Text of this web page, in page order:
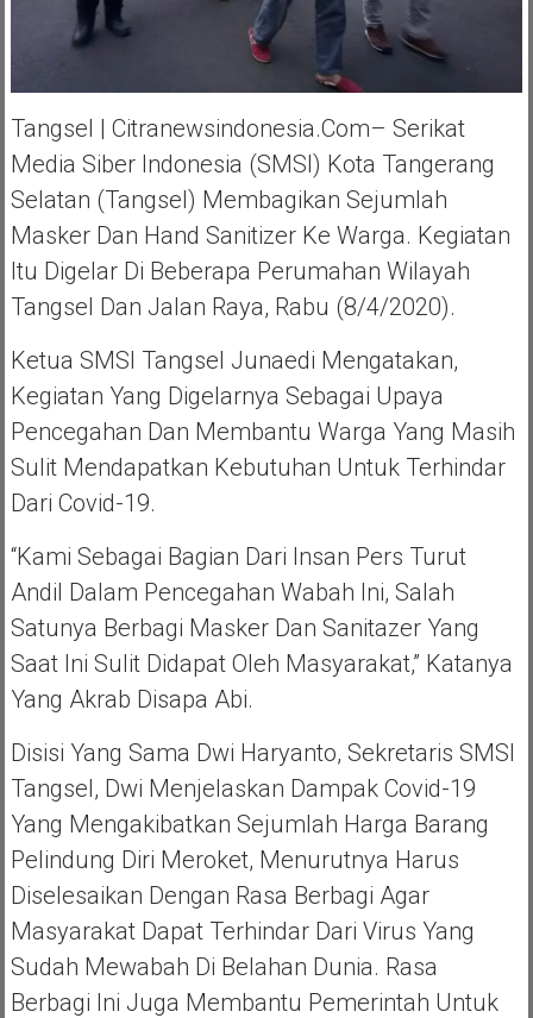
Tangsel | Citranewsindonesia.com– Serikat
Media Siber Indonesia (SMSI) Kota Tangerang
Selatan (Tangsel) Membagikan Sejumlah
Masker Dan Hand Sanitizer Ke Warga. Kegiatan
Itu Digelar Di Beberapa Perumahan Wilayah
Tangsel Dan Jalan Raya, Rabu (8/4/2020).
Ketua SMSI Tangsel Junaedi Mengatakan,
Kegiatan Yang Digelarnya Sebagai Upaya
Pencegahan Dan Membantu Warga Yang Masih
Sulit Mendapatkan Kebutuhan Untuk Terhindar
Dari Covid-19.
“Kami Sebagai Bagian Dari Insan Pers Turut
Andil Dalam Pencegahan Wabah Ini, Salah
Satunya Berbagi Masker Dan Sanitazer Yang
Saat Ini Sulit Didapat Oleh Masyarakat,” Katanya
Yang Akrab Disapa Abi.
Disisi Yang Sama Dwi Haryanto, Sekretaris SMSI
Tangsel, Dwi Menjelaskan Dampak Covid-19
Yang Mengakibatkan Sejumlah Harga Barang
Pelindung Diri Meroket, Menurutnya Harus
Diselesaikan Dengan Rasa Berbagi Agar
Masyarakat Dapat Terhindar Dari Virus Yang
Sudah Mewabah Di Belahan Dunia. Rasa
Berbagi Ini Juga Membantu Pemerintah Untuk